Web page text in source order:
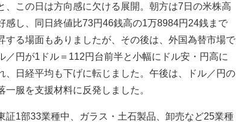
、この日は方向感に欠ける展開。朝方は7日の米株高
感し、同日終値比73円46銭高の1万8984円24銭まで
する場面もありましたが、その後は、外国為替市場で
／円が1ドル＝112円台前半と小幅にドル安・円高に
、日経平均も下げに転じました。午後は、ドル／円の
一服を支援材料に反発しました。
証1部33業種中、ガラス・土石製品、卸売など25業種